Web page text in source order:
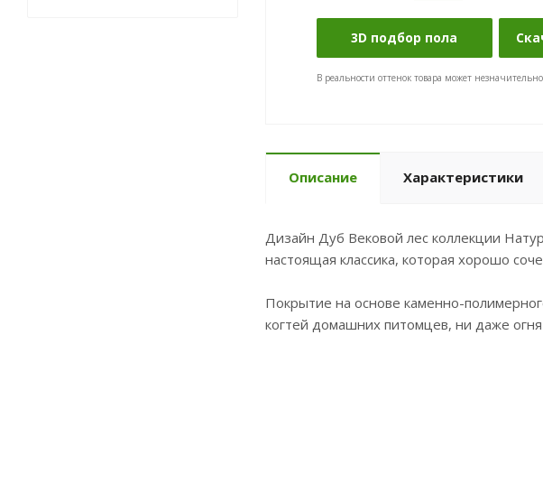
3D подбор пола
В реальности оттенок товара может
Описание Характеристики
Дизайн Дуб Вековой лес коллекции
настоящая классика, которая хорошо
Покрытие на основе каменно-
когтей домашних питомцев, ни даже